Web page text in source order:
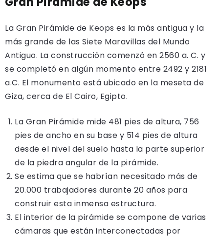
La Gran Pirámide de Keops es la más antigua y la
más grande de las Siete Maravillas del Mundo
Antiguo. La construcción comenzó en 2560 a. C. y
se completó en algún momento entre 2492 y 2181
a.C. El monumento está ubicado en la meseta de
Giza, cerca de El Cairo, Egipto.
La Gran Pirámide mide 481 pies de altura, 756
pies de ancho en su base y 514 pies de altura
desde el nivel del suelo hasta la parte superior
de la piedra angular de la pirámide.
Se estima que se habrían necesitado más de
20.000 trabajadores durante 20 años para
construir esta inmensa estructura.
El interior de la pirámide se compone de varias
cámaras que están interconectadas por